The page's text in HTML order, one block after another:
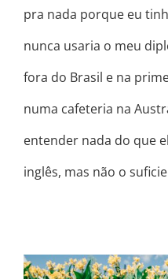
pra nada porque eu
nunca usaria o meu
fora do Brasil e na
numa cafeteria na
entender nada do que
inglês, mas não o